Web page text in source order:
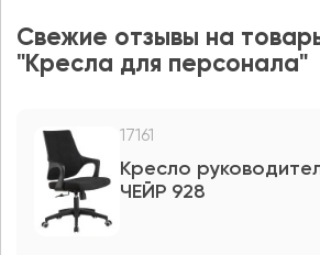
Свежие отзывы на
"Кресла для персонала"
17161
Кресло
ЧЕЙР 928